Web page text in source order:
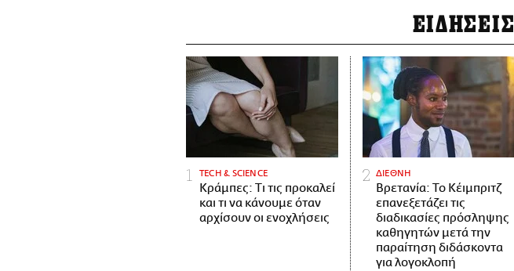
ΕΙΔΗΣΕΙΣ
ΤECH & SCIENCE
Κράμπες: Τι τις προκαλεί
και τι να κάνουμε όταν
αρχίσουν οι ενοχλήσεις
ΔΙΕΘΝΗ
Βρετανία: Το Κέιμπριτζ
επανεξετάζει τις
διαδικασίες πρόσληψης
καθηγητών μετά την
παραίτηση διδάσκοντα
για λογοκλοπή